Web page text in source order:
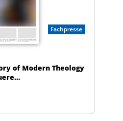
Fachpresse
of Modern Theology